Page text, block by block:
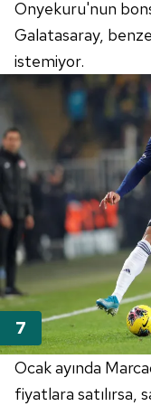
Onyekuru'nun
Galatasaray,
istemiyor.
Ocak ayında
fiyatlara satılırsa,